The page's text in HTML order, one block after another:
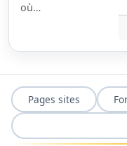
où…
Pages sites